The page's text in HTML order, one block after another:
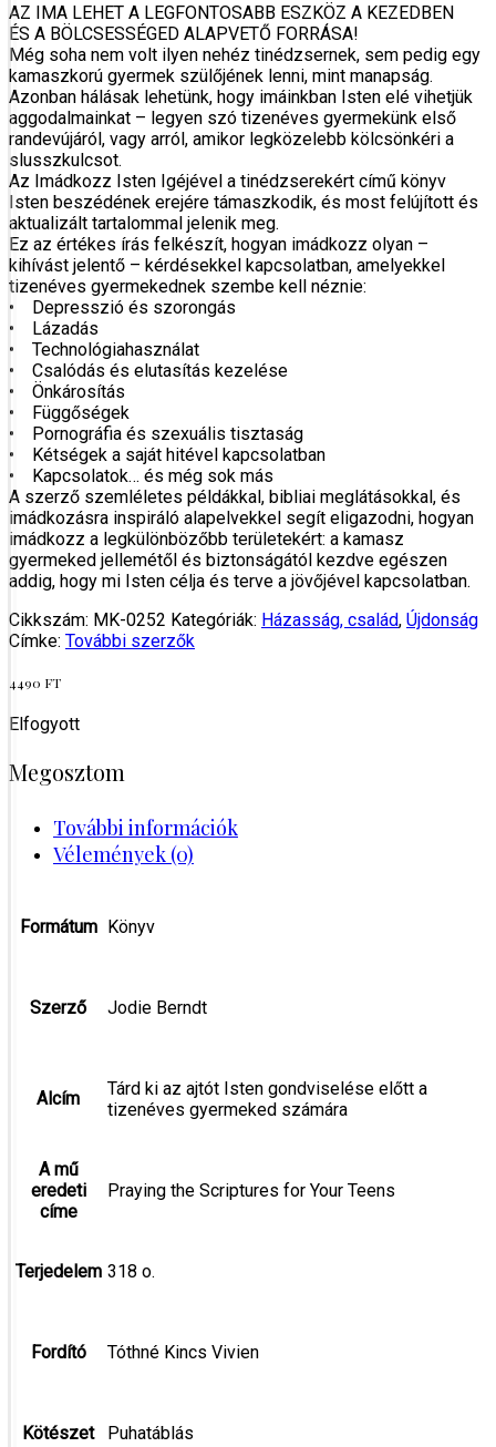
AZ IMA LEHET A LEGFONTOSABB ESZKÖZ A KEZEDBEN
ÉS A BÖLCSESSÉGED ALAPVETŐ FORRÁSA!
Még soha nem volt ilyen nehéz tinédzsernek, sem pedig egy
kamaszkorú gyermek szülőjének lenni, mint manapság.
Azonban hálásak lehetünk, hogy imáinkban Isten elé vihetjük
aggodalmainkat – legyen szó tizenéves gyermekünk első
randevújáról, vagy arról, amikor legközelebb kölcsönkéri a
slusszkulcsot.
Az Imádkozz Isten Igéjével a tinédzserekért című könyv
Isten beszédének erejére támaszkodik, és most felújított és
aktualizált tartalommal jelenik meg.
Ez az értékes írás felkészít, hogyan imádkozz olyan –
kihívást jelentő – kérdésekkel kapcsolatban, amelyekkel
tizenéves gyermekednek szembe kell néznie:
• Depresszió és szorongás
• Lázadás
• Technológiahasználat
• Csalódás és elutasítás kezelése
• Önkárosítás
• Függőségek
• Pornográfia és szexuális tisztaság
• Kétségek a saját hitével kapcsolatban
• Kapcsolatok… és még sok más
A szerző szemléletes példákkal, bibliai meglátásokkal, és
imádkozásra inspiráló alapelvekkel segít eligazodni, hogyan
imádkozz a legkülönbözőbb területekért: a kamasz
gyermeked jellemétől és biztonságától kezdve egészen
addig, hogy mi Isten célja és terve a jövőjével kapcsolatban.
Cikkszám: MK-0252 Kategóriák: Házasság, család, Újdonság
Címke: További szerzők
4490 FT
Elfogyott
Megosztom
További információk
Vélemények (0)
Formátum Könyv
Szerző Jodie Berndt
Alcím
Tárd ki az ajtót Isten gondviselése előtt a
tizenéves gyermeked számára
A mű
eredeti
címe
Praying the Scriptures for Your Teens
Terjedelem 318 o.
Fordító Tóthné Kincs Vivien
Kötészet Puhatáblás